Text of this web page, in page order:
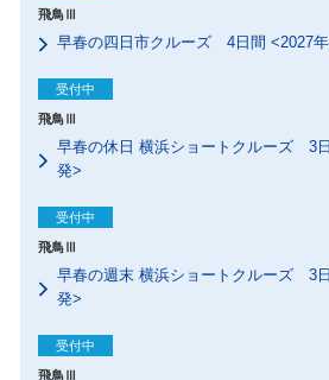
飛鳥Ⅲ
早春の四日市クルーズ 4日間 <2027
飛鳥Ⅲ
受付中
早春の休日 横浜ショートクルーズ 3
発>
飛鳥Ⅲ
受付中
早春の週末 横浜ショートクルーズ 3
発>
飛鳥Ⅲ
受付中